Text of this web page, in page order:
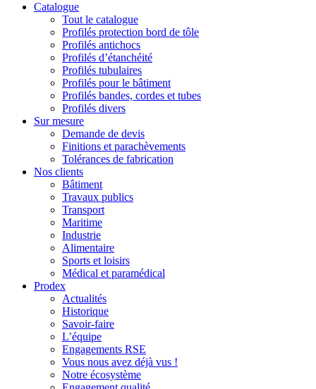
Catalogue
Tout le catalogue
Profilés protection bord de tôle
Profilés antichocs
Profilés d’étanchéité
Profilés tubulaires
Profilés pour le bâtiment
Profilés bandes, cordes et tubes
Profilés divers
Sur mesure
Demande de devis
Finitions et parachèvements
Tolérances de fabrication
Nos clients
Bâtiment
Travaux publics
Transport
Maritime
Industrie
Alimentaire
Sports et loisirs
Médical et paramédical
Prodex
Actualités
Historique
Savoir-faire
L’équipe
Engagements RSE
Vous nous avez déjà vus !
Notre écosystème